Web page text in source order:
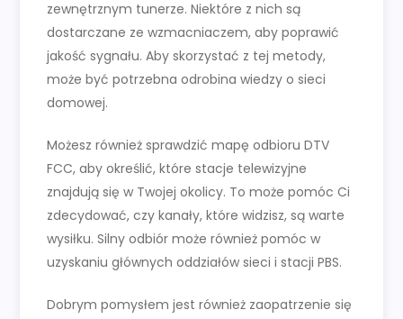
zewnętrznym tunerze. Niektóre z nich są
dostarczane ze wzmacniaczem, aby poprawić
jakość sygnału. Aby skorzystać z tej metody,
może być potrzebna odrobina wiedzy o sieci
domowej.
Możesz również sprawdzić mapę odbioru DTV
FCC, aby określić, które stacje telewizyjne
znajdują się w Twojej okolicy. To może pomóc Ci
zdecydować, czy kanały, które widzisz, są warte
wysiłku. Silny odbiór może również pomóc w
uzyskaniu głównych oddziałów sieci i stacji PBS.
Dobrym pomysłem jest również zaopatrzenie się